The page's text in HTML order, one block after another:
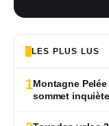
LES PLUS LUS
1Montagne
sommet